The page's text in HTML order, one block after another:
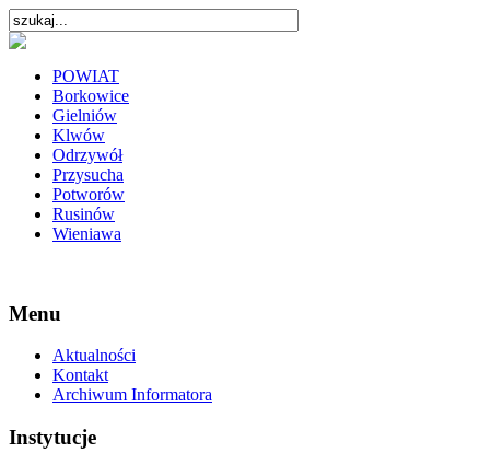
POWIAT
Borkowice
Gielniów
Klwów
Odrzywół
Przysucha
Potworów
Rusinów
Wieniawa
Menu
Aktualności
Kontakt
Archiwum Informatora
Instytucje